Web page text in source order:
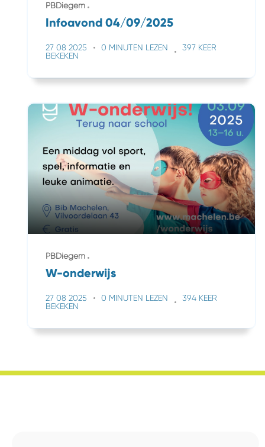
PBDiegem
Infoavond 04/09/2025
27 08 2025 0 MINUTEN LEZEN
397 KEER
BEKEKEN
PBDiegem
W-onderwijs
27 08 2025 0 MINUTEN LEZEN
394 KEER
BEKEKEN